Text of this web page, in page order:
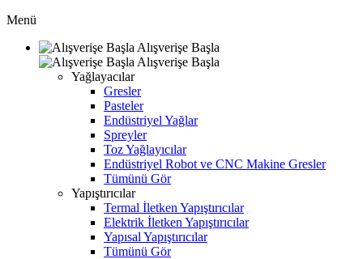
Menü
Alışverişe Başla
Alışverişe Başla
Yağlayacılar
Gresler
Pasteler
Endüstriyel Yağlar
Spreyler
Toz Yağlayıcılar
Endüstriyel Robot ve CNC Makine Gresler
Tümünü Gör
Yapıştırıcılar
Termal İletken Yapıştırıcılar
Elektrik İletken Yapıştırıcılar
Yapısal Yapıştırıcılar
Tümünü Gör